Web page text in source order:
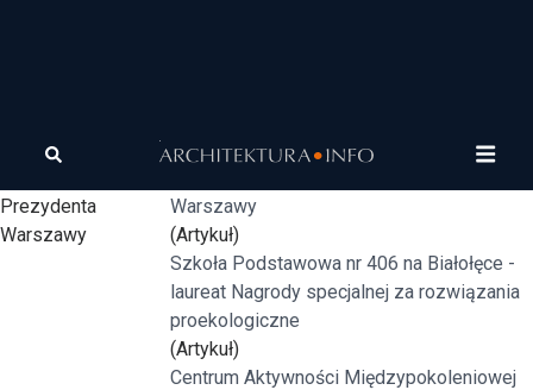
11. Nagroda
Prezydenta
Warszawy
Muzeum Sztuki Nowoczesnej - laureat 11.
Warszawy
(Artykuł)
Szkoła Podstawowa nr 406 na Białołęce -
laureat Nagrody specjalnej za rozwiązania
proekologiczne
(Artykuł)
Centrum Aktywności Międzypokoleniowej